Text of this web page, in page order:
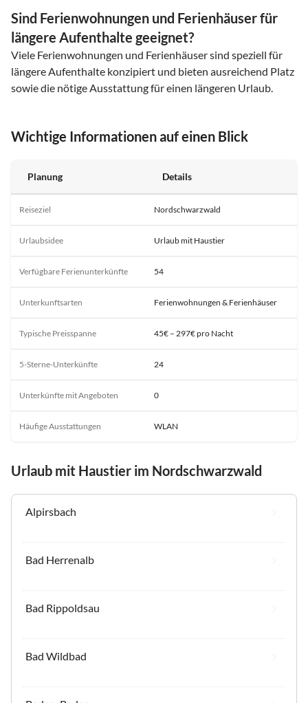
Sind Ferienwohnungen und Ferienhäuser für
längere Aufenthalte geeignet?
Viele Ferienwohnungen und Ferienhäuser sind speziell für
längere Aufenthalte konzipiert und bieten ausreichend Platz
sowie die nötige Ausstattung für einen längeren Urlaub.
Wichtige Informationen auf einen Blick
Planung Details
Reiseziel Nordschwarzwald
Urlaubsidee Urlaub mit Haustier
Verfügbare Ferienunterkünfte 54
Unterkunftsarten Ferienwohnungen & Ferienhäuser
Typische Preisspanne 45€ – 297€ pro Nacht
5-Sterne-Unterkünfte 24
Unterkünfte mit Angeboten 0
Häufige Ausstattungen WLAN
Urlaub mit Haustier im Nordschwarzwald
Alpirsbach
Bad Herrenalb
Bad Rippoldsau
Bad Wildbad